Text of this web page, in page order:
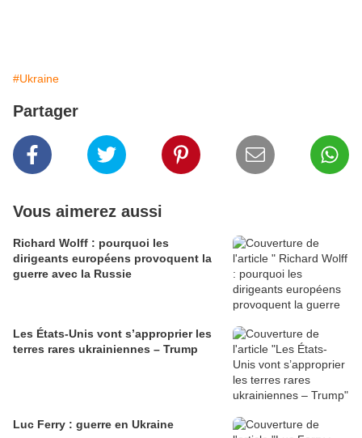
#Ukraine
Partager
Vous aimerez aussi
Richard Wolff : pourquoi les
dirigeants européens provoquent la
guerre avec la Russie
Les États-Unis vont s’approprier les
terres rares ukrainiennes – Trump
Luc Ferry : guerre en Ukraine